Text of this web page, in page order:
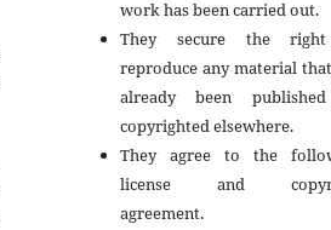
work has been carried out.
They secure the
reproduce any material
already been
copyrighted elsewhere.
They agree to the
license and
agreement.